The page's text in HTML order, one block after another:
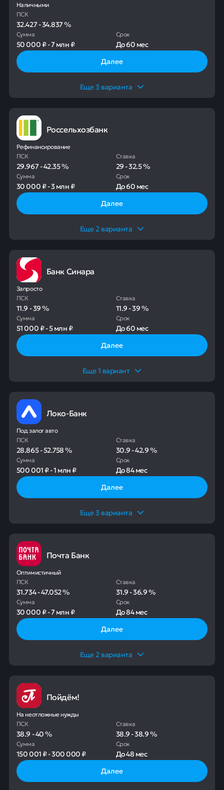
Наличными
ПСК
32.427-34.837%
Сумма
50 000 ₽-7 млн ₽
Срок
До60 мес
Далее
Еще3 варианта
Россельхозбанк
Рефинансирование
ПСК
29.967-42.35%
Ставка
29-32.5%
Сумма
30 000 ₽-3 млн ₽
Срок
До60 мес
Далее
Еще2 варианта
Банк Синара
Запросто
ПСК
11.9-39%
Ставка
11.9-39%
Сумма
51 000 ₽-5 млн ₽
Срок
До60 мес
Далее
Еще1 вариант
Локо-Банк
Под залог авто
ПСК
28.865-52.758%
Ставка
30.9-42.9%
Сумма
500 001 ₽-1 млн ₽
Срок
До84 мес
Далее
Еще3 варианта
Почта Банк
Оптимистичный
ПСК
31.734-47.052%
Ставка
31.9-36.9%
Сумма
30 000 ₽-7 млн ₽
Срок
До84 мес
Далее
Еще2 варианта
Пойдём!
На неотложные нужды
ПСК
38.9-40%
Ставка
38.9-38.9%
Сумма
150 001 ₽-300 000 ₽
Срок
До48 мес
Далее